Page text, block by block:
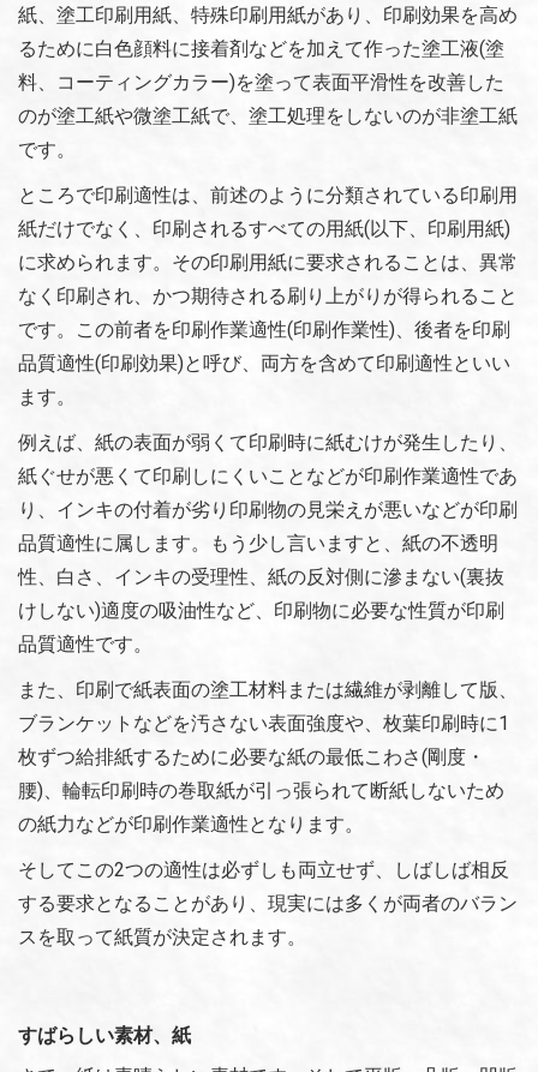
紙、塗工印刷用紙、特殊印刷用紙があり、印刷効果を高め
るために白色顔料に接着剤などを加えて作った塗工液(塗
料、コーティングカラー)を塗って表面平滑性を改善した
のが塗工紙や微塗工紙で、塗工処理をしないのが非塗工紙
です。
ところで印刷適性は、前述のように分類されている印刷用
紙だけでなく、印刷されるすべての用紙(以下、印刷用紙)
に求められます。その印刷用紙に要求されることは、異常
なく印刷され、かつ期待される刷り上がりが得られること
です。この前者を印刷作業適性(印刷作業性)、後者を印刷
品質適性(印刷効果)と呼び、両方を含めて印刷適性といい
ます。
例えば、紙の表面が弱くて印刷時に紙むけが発生したり、
紙ぐせが悪くて印刷しにくいことなどが印刷作業適性であ
り、インキの付着が劣り印刷物の見栄えが悪いなどが印刷
品質適性に属します。もう少し言いますと、紙の不透明
性、白さ、インキの受理性、紙の反対側に滲まない(裏抜
けしない)適度の吸油性など、印刷物に必要な性質が印刷
品質適性です。
また、印刷で紙表面の塗工材料または繊維が剥離して版、
ブランケットなどを汚さない表面強度や、枚葉印刷時に1
枚ずつ給排紙するために必要な紙の最低こわさ(剛度・
腰)、輪転印刷時の巻取紙が引っ張られて断紙しないため
の紙力などが印刷作業適性となります。
そしてこの2つの適性は必ずしも両立せず、しばしば相反
する要求となることがあり、現実には多くが両者のバラン
スを取って紙質が決定されます。
すばらしい素材、紙